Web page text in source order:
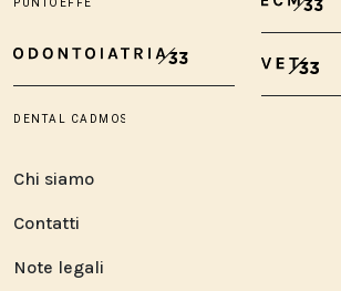
Chi siamo
Contatti
Note legali